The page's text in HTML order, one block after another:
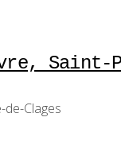
Saint-
de-Clages